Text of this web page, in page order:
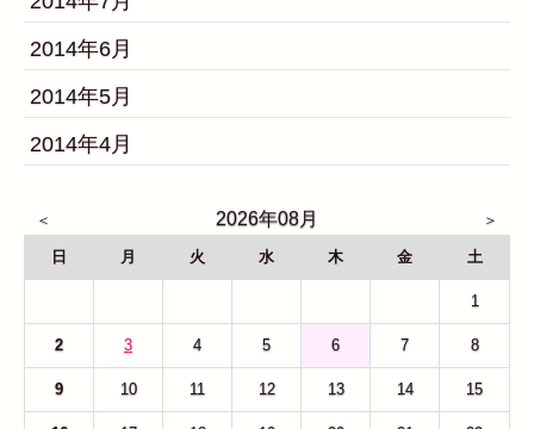
2014年6月
2014年5月
2014年4月
2026年08月
日 月 火 水 木 金 土
1
2 3 4 5 6 7 8
9 10 11 12 13 14 15